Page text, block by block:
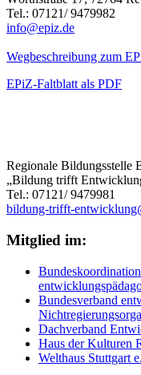
Tel.: 07121/ 9479982
info@epiz.de
Wegbeschreibung zum
EPiZ-Faltblatt als PDF
Regionale Bildungsstelle
„Bildung trifft
Tel.: 07121/ 9479981
bildung-trifft-
Mitglied im:
Bundesverband
Dachverband
Haus der Kulturen
Welthaus Stuttgart